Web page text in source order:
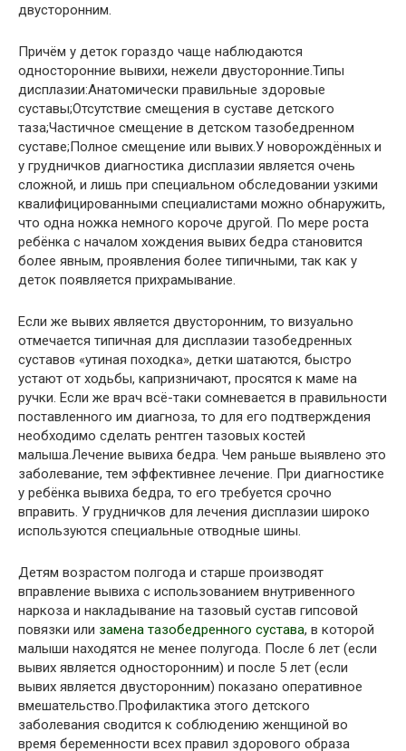
двусторонним.
Причём у деток гораздо чаще наблюдаются
односторонние вывихи, нежели двусторонние.Типы
дисплазии:Анатомически правильные здоровые
суставы;Отсутствие смещения в суставе детского
таза;Частичное смещение в детском тазобедренном
суставе;Полное смещение или вывих.У новорождённых и
у грудничков диагностика дисплазии является очень
сложной, и лишь при специальном обследовании узкими
квалифицированными специалистами можно обнаружить,
что одна ножка немного короче другой. По мере роста
ребёнка с началом хождения вывих бедра становится
более явным, проявления более типичными, так как у
деток появляется прихрамывание.
Если же вывих является двусторонним, то визуально
отмечается типичная для дисплазии тазобедренных
суставов «утиная походка», детки шатаются, быстро
устают от ходьбы, капризничают, просятся к маме на
ручки. Если же врач всё-таки сомневается в правильности
поставленного им диагноза, то для его подтверждения
необходимо сделать рентген тазовых костей
малыша.Лечение вывиха бедра. Чем раньше выявлено это
заболевание, тем эффективнее лечение. При диагностике
у ребёнка вывиха бедра, то его требуется срочно
вправить. У грудничков для лечения дисплазии широко
используются специальные отводные шины.
Детям возрастом полгода и старше производят
вправление вывиха с использованием внутривенного
наркоза и накладывание на тазовый сустав гипсовой
повязки или замена тазобедренного сустава, в которой
малыши находятся не менее полугода. После 6 лет (если
вывих является односторонним) и после 5 лет (если
вывих является двусторонним) показано оперативное
вмешательство.Профилактика этого детского
заболевания сводится к соблюдению женщиной во
время беременности всех правил здорового образа